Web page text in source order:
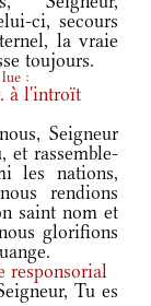
ci, secours
la vraie
toujours.
:
à l'introït
Seigneur
et rassemble-
les nations,
rendions
saint nom et
glorifions
responsorial
Tu es